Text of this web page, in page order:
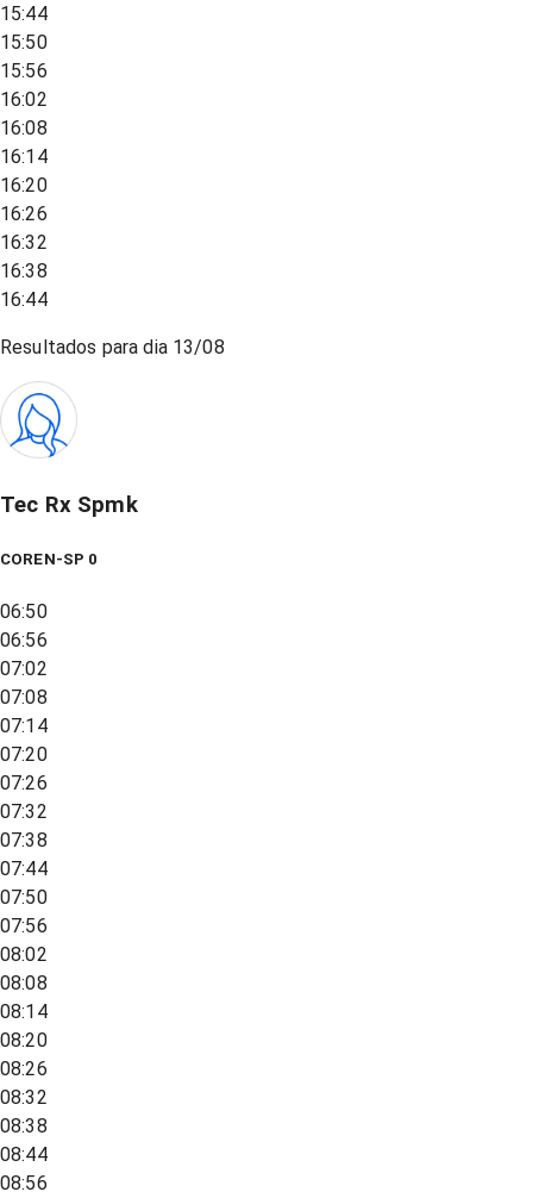
15:44
15:50
15:56
16:02
16:08
16:14
16:20
16:26
16:32
16:38
16:44
Resultados para dia 13/08
Tec Rx Spmk
COREN-SP 0
06:50
06:56
07:02
07:08
07:14
07:20
07:26
07:32
07:38
07:44
07:50
07:56
08:02
08:08
08:14
08:20
08:26
08:32
08:38
08:44
08:56